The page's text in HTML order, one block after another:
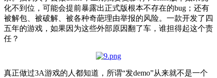
化不到位，可能会提前暴露出正式版根本不存在的bug；还有
被解包、被破解、被各种奇葩理由举报的风险。一款开发了四
五年的游戏，如果因为这些外部原因翻了车，谁担得起这个责
任？
真正做过3A游戏的人都知道，所谓“发demo”从来就不是一个